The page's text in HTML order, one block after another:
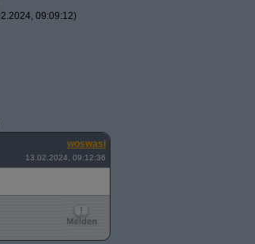
09:09:12)
woswasi
13.02.2024, 09:12:36